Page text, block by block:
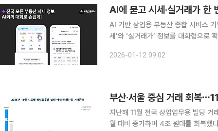
AI에 묻고 시세·실거래가 한
AI 기반 상업용 부동산 종합 서비스
세’와 ‘실거래가’ 정보를 대화형으로
거대언어모델을 결합해 구현한 대화
2026-01-12 09:02
부산·서울 중심 거래 회복
지난해 11월 전국 상업업무용 빌딩
월 대비 증가하며 4조 원대를 회복했다. 부동산 종합 서비스 기업 부동산플래닛은 6일 ‘2025